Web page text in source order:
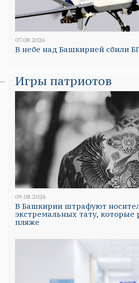
07.08.2026
В небе над Башкирией сбили
Игры патриотов
09.08.2026
В Башкирии штрафуют
экстремальных тату, которые
пляже